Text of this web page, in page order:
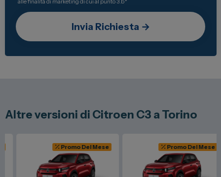
alle finalità di marketing di cui al punto 3.b*
Altre versioni di Citroen C3 a Torino
Promo Del Mese Promo Del Mese